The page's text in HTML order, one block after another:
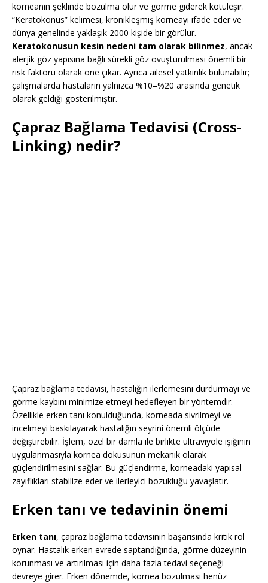
korneanın şeklinde bozulma olur ve görme giderek kötüleşir.
“Keratokonus” kelimesi, kronikleşmiş korneayı ifade eder ve
dünya genelinde yaklaşık 2000 kişide bir görülür.
Keratokonusun kesin nedeni tam olarak bilinmez, ancak
alerjik göz yapısına bağlı sürekli göz ovuşturulması önemli bir
risk faktörü olarak öne çıkar. Ayrıca ailesel yatkınlık bulunabilir;
çalışmalarda hastaların yalnızca %10–%20 arasında genetik
olarak geldiği gösterilmiştir.
Çapraz Bağlama Tedavisi (Cross-
Linking) nedir?
Çapraz bağlama tedavisi, hastalığın ilerlemesini durdurmayı ve
görme kaybını minimize etmeyi hedefleyen bir yöntemdir.
Özellikle erken tanı konulduğunda, korneada sivrilmeyi ve
incelmeyi baskılayarak hastalığın seyrini önemli ölçüde
değiştirebilir. İşlem, özel bir damla ile birlikte ultraviyole ışığının
uygulanmasıyla kornea dokusunun mekanik olarak
güçlendirilmesini sağlar. Bu güçlendirme, korneadaki yapısal
zayıflıkları stabilize eder ve ilerleyici bozukluğu yavaşlatır.
Erken tanı ve tedavinin önemi
Erken tanı, çapraz bağlama tedavisinin başarısında kritik rol
oynar. Hastalık erken evrede saptandığında, görme düzeyinin
korunması ve artırılması için daha fazla tedavi seçeneği
devreye girer. Erken dönemde, kornea bozulması henüz